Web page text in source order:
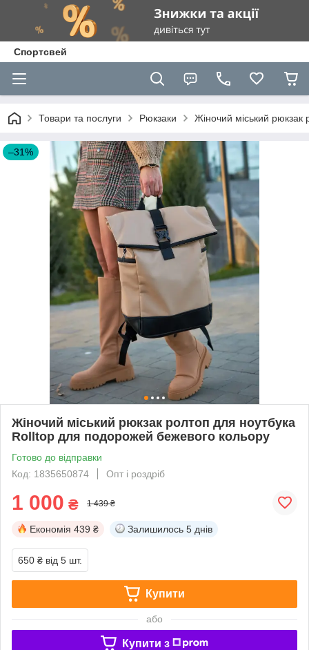
Спортсвей
Товари та послуги Рюкзаки Жіночий міський
–31%
Жіночий міський рюкзак ролтоп для ноутбука
Rolltop для подорожей бежевого кольору
Готово до відправки
Код: 1835650874
Опт і роздріб
1 000 ₴ 1 439 ₴
Економія 439 ₴ Залишилось 5 днів
650 ₴ від 5 шт.
Купити
або
Купити з